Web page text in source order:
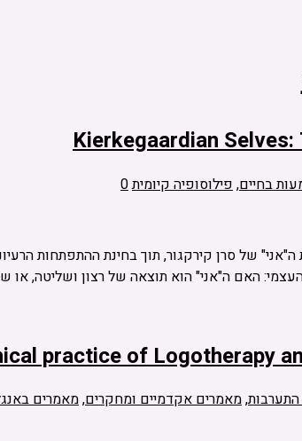
Kierkegaardian
בחיים, פילוסופיה קיומית0
של סרן קירקגור, תוך בחינת ההתפתחות
practice of Logotherapy
התערבות,מאמרים אקדמיים ומחקרים,מאמרים